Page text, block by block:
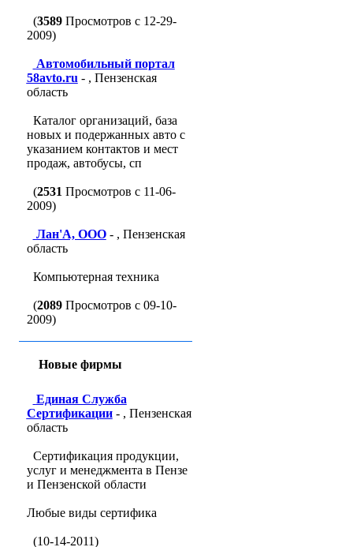
(3589Просмотров с 12-29-
2009)
Автомобильный портал
58avto.ru - , Пензенская
область
Каталог организаций, база
новых и подержанных авто с
указанием контактов и мест
продаж, автобусы, сп
(2531 Просмотров с 11-06-
2009)
Лан'A, ООО- , Пензенская
область
Компьютерная техника
(2089Просмотров с 09-10-
2009)
Новые фирмы
Единая Служба
Сертификации- , Пензенская
область
Сертификация продукции,
услуг и менеджмента в Пензе
и Пензенской области
Любые виды сертифика
(10-14-2011)